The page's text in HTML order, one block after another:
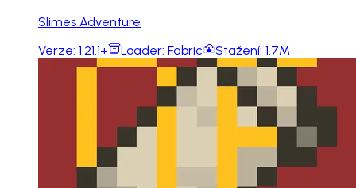
Slimes Adventure
Verze: 1.21.1+ Loader: Fabric Stažení: 1.7M